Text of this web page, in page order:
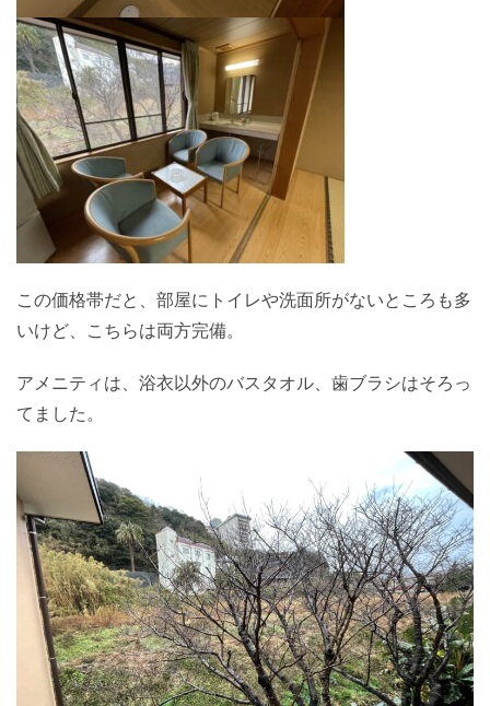
この価格帯だと、部屋にトイレや洗面所がないところも多
いけど、こちらは両方完備。
アメニティは、浴衣以外のバスタオル、歯ブラシはそろっ
てました。